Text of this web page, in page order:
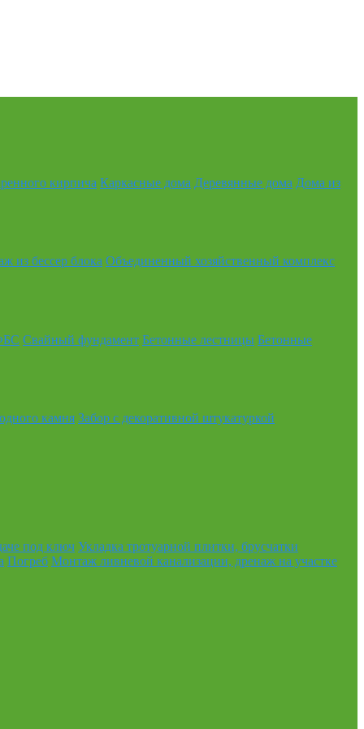
кирпича Каркасные дома Деревянные дома Дома из
из бессер блока Объединенный хозяйственный комплекс
Свайный фундамент Бетонные лестницы Бетонные
камня Забор с декоративной штукатуркой
под ключ Укладка тротуарной плитки, брусчатки
Погреб Монтаж ливневой канализации, дренаж на участке